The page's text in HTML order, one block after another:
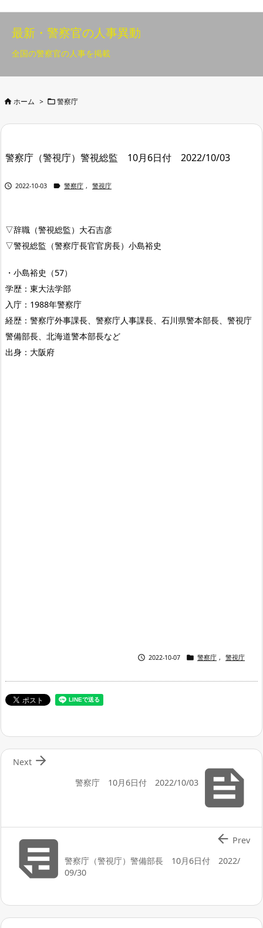
最新・警察官の人事異動
全国の警察官の人事を掲載
 ホーム >  警察庁
警察庁（警視庁）警視総監 10月6日付 2022/10/03
 2022-10-03  警察庁 , 警視庁
▽辞職（警視総監）大石吉彦
▽警視総監（警察庁長官官房長）小島裕史
・小島裕史（57）
学歴：東大法学部
入庁：1988年警察庁
経歴：警察庁外事課長、警察庁人事課長、石川県警本部長、警視庁
警備部長、北海道警本部長など
出身：大阪府
 2022-10-07  警察庁 , 警視庁

警察庁 10月6日付 2022/10/03

Next
警察庁（警視庁）警備部長 10月6日付 2022/
09/30
 Prev